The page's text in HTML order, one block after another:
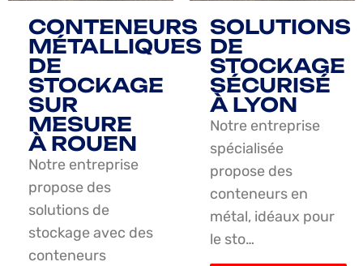
CONTENEURS
MÉTALLIQUES
DE
STOCKAGE
SUR
MESURE
À ROUEN
Notre entreprise
propose des
solutions de
stockage avec des
conteneurs
SOLUTIONS
DE
STOCKAGE
SÉCURISÉ
À LYON
Notre entreprise
spécialisée
propose des
conteneurs en
métal, idéaux pour
le sto…